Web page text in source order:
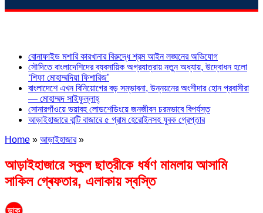
বোনাফাইড মশারি কারখানার বিরুদ্ধে শ্রম আইন লঙ্ঘনের অভিযোগ
সৌদিতে বাংলাদেশিদের ব্যবসায়িক অগ্রযাত্রায় নতুন অধ্যায়, উদ্বোধন হলো
‘শিফা মোহাম্মদিয়া ফিশারিজ’
বাংলাদেশে এখন বিনিয়োগের বড় সম্ভাবনা, উন্নয়নের অংশীদার হোন প্রবাসীরা
— মোহাম্মদ সাইফুল্লাহ্
সোনারগাঁওয়ে ভয়াবহ লোডশেডিংয়ে জনজীবন চরমভাবে বিপর্যস্ত
আড়াইহাজারে বান্টি বাজারে ৫ গ্রাম হেরোইনসহ যুবক গ্রেপ্তার
Home » আড়াইহাজার»
আড়াইহাজারে স্কুল ছাত্রীকে ধর্ষণ মামলায় আসামি
সাকিল গ্ৰেফতার, এলাকায় স্বস্তি